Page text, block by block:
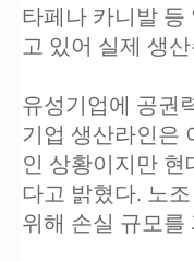
타페나 카니발 등
고 있어 실제 생
유성기업에 공권
기업 생산라인은
인 상황이지만 현
다고 밝혔다. 노
위해 손실 규모를